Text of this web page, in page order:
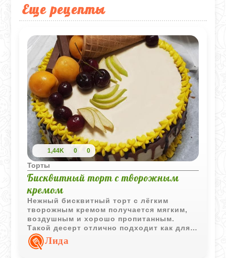
Еще рецепты
1,44K 0 0
Торты
Бисквитный торт с творожным
кремом
Нежный бисквитный торт с лёгким
творожным кремом получается мягким,
воздушным и хорошо пропитанным.
Такой десерт отлично подходит как для
праздника, так и для уютного домашнего
чаепития.
Лида